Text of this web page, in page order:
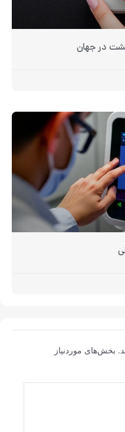
در جهان
بخش‌های موردنیاز